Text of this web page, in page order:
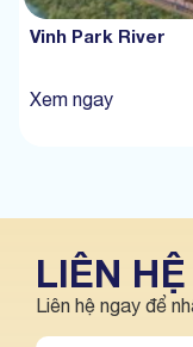
Vinh Park River
Xem ngay
LIÊN HỆ
Liên hệ ngay để